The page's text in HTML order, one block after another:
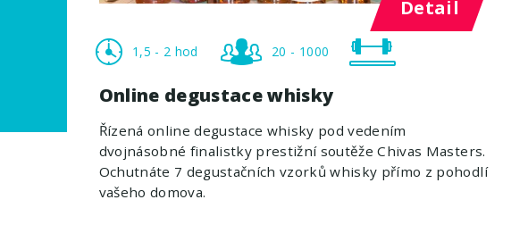
Detail
1,5 - 2 hod 20 - 1000
Online degustace whisky
Řízená online degustace whisky pod vedením
dvojnásobné finalistky prestižní soutěže Chivas Masters.
Ochutnáte 7 degustačních vzorků whisky přímo z pohodlí
vašeho domova.